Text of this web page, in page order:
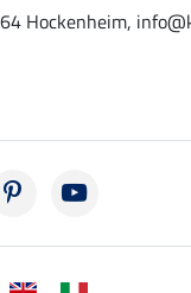
Hockenheim,